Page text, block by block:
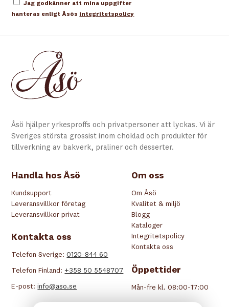
Jag godkänner att mina uppgifter
hanteras enligt Åsös integritetspolicy
Åsö hjälper yrkesproffs och privatpersoner att lyckas. Vi är
Sveriges största grossist inom choklad och produkter för
tillverkning av bakverk, praliner och desserter.
Om oss
Om Åsö
Kvalitet & miljö
Blogg
Kataloger
Integritetspolicy
Kontakta oss
Öppettider
Mån-fre kl. 08:00-17:00
Handla hos Åsö
Kundsupport
Leveransvillkor företag
Leveransvillkor privat
Kontakta oss
Telefon Sverige:0120-844 60
Telefon Finland: +358 50 5548707
E-post:info@aso.se